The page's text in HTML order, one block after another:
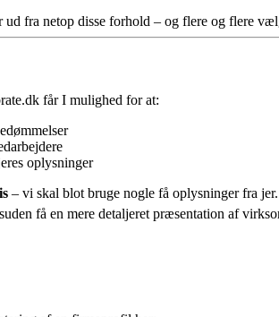
fra netop disse forhold – og flere og flere
får I mulighed for at:
oplysninger
– vi skal blot bruge nogle få oplysninger fra jer.
få en mere detaljeret præsentation af